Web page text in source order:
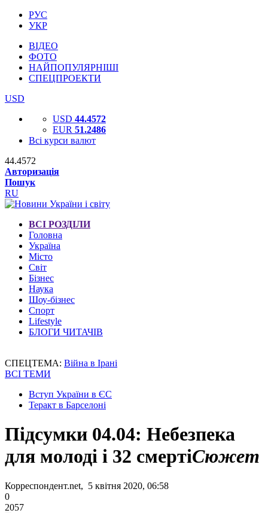
РУС
УКР
ВІДЕО
ФОТО
НАЙПОПУЛЯРНІШІ
СПЕЦПРОЕКТИ
USD
USD 44.4572
EUR 51.2486
Всі курси валют
44.4572
Авторизація
Пошук
RU
ВСІ РОЗДІЛИ
Головна
Україна
Місто
Світ
Бізнес
Наука
Шоу-бізнес
Спорт
Lifestyle
БЛОГИ ЧИТАЧІВ
СПЕЦТЕМА: Війна в Ірані
ВСІ ТЕМИ
Вступ України в ЄС
Теракт в Барселоні
Підсумки 04.04: Небезпека
для молоді і 32 смертіСюжет
Корреспондент.net, 5 квітня 2020, 06:58
0
2057